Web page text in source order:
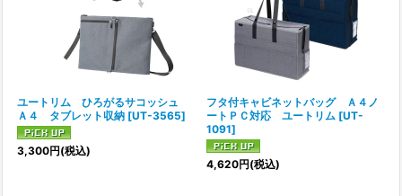
ユートリム ひろがるサコッシュ
Ａ４ タブレット収納 [UT-3565]
3,300円(税込)
フタ付キャビネットバッグ Ａ４ノ
ートＰＣ対応 ユートリム [UT-
1091]
4,620円(税込)